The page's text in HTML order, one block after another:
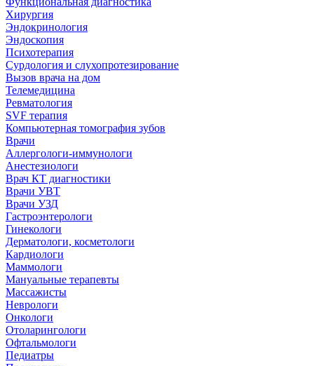
Хирургия
Эндокринология
Эндоскопия
Психотерапия
Сурдология и слухопротезирование
Вызов врача на дом
Телемедицина
Ревматология
SVF терапия
Компьютерная томография зубов
Врачи
Аллергологи-иммунологи
Анестезиологи
Врач КТ диагностики
Врачи УВТ
Врачи УЗД
Гастроэнтерологи
Гинекологи
Дерматологи, косметологи
Кардиологи
Маммологи
Мануальные терапевты
Массажисты
Неврологи
Онкологи
Отоларингологи
Офтальмологи
Педиатры